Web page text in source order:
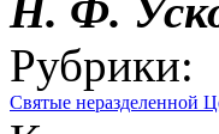
Н. Ф.
Рубрики:
Святые неразделенной